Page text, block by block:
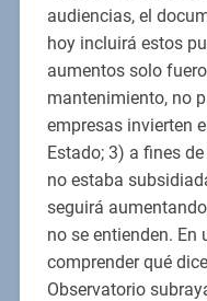
audiencias, el
hoy incluirá estos
aumentos solo
mantenimiento, no
empresas invierten
Estado; 3) a fines
no estaba
seguirá
no se entienden. En
comprender qué
Observatorio